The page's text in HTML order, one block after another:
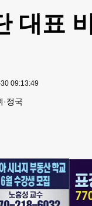
대표
09:13:49
·정국